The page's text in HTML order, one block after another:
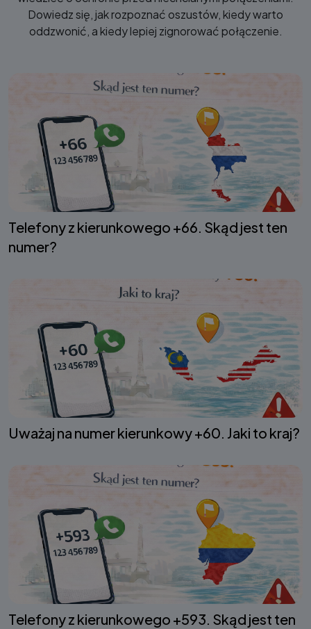
Dowiedz się, jak rozpoznać oszustów, kiedy warto
oddzwonić, a kiedy lepiej zignorować połączenie.
Telefony z kierunkowego +66. Skąd jest ten
numer?
Uważaj na numer kierunkowy +60. Jaki to kraj?
Telefony z kierunkowego +593. Skąd jest ten